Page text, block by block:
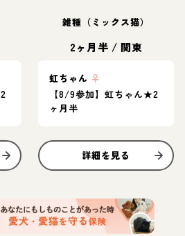
雑種（ミックス猫）
2ヶ月半 / 関東
虹ちゃん ♀
【8/9参加】虹ちゃん★2
ヶ月半
詳細を見る